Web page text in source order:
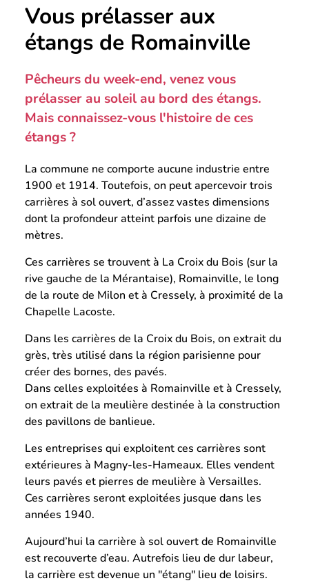
Vous prélasser aux
étangs de Romainville
Pêcheurs du week-end, venez vous
prélasser au soleil au bord des étangs.
Mais connaissez-vous l'histoire de ces
étangs ?
La commune ne comporte aucune industrie entre
1900 et 1914. Toutefois, on peut apercevoir trois
carrières à sol ouvert, d’assez vastes dimensions
dont la profondeur atteint parfois une dizaine de
mètres.
Ces carrières se trouvent à La Croix du Bois (sur la
rive gauche de la Mérantaise), Romainville, le long
de la route de Milon et à Cressely, à proximité de la
Chapelle Lacoste.
Dans les carrières de la Croix du Bois, on extrait du
grès, très utilisé dans la région parisienne pour
créer des bornes, des pavés.
Dans celles exploitées à Romainville et à Cressely,
on extrait de la meulière destinée à la construction
des pavillons de banlieue.
Les entreprises qui exploitent ces carrières sont
extérieures à Magny-les-Hameaux. Elles vendent
leurs pavés et pierres de meulière à Versailles.
Ces carrières seront exploitées jusque dans les
années 1940.
Aujourd’hui la carrière à sol ouvert de Romainville
est recouverte d’eau. Autrefois lieu de dur labeur,
la carrière est devenue un "étang" lieu de loisirs.